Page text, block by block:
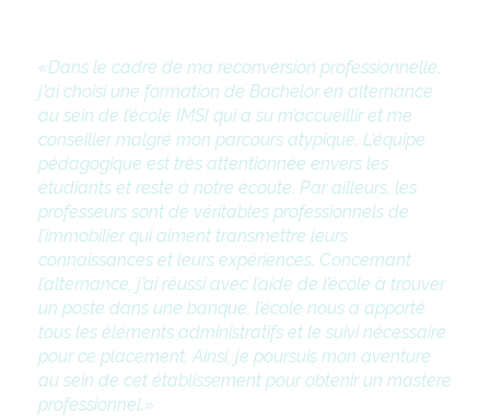
Dans le cadre de ma reconversion professionnelle,
j’ai choisi une formation de Bachelor en alternance
au sein de l’école IMSI qui a su m’accueillir et me
conseiller malgré mon parcours atypique. L’équipe
pédagogique est très attentionnée envers les
étudiants et reste à notre écoute. Par ailleurs, les
professeurs sont de véritables professionnels de
l’immobilier qui aiment transmettre leurs
connaissances et leurs expériences. Concernant
l’alternance, j’ai réussi avec l’aide de l’école à trouver
un poste dans une banque, l’école nous a apporté
tous les éléments administratifs et le suivi nécessaire
pour ce placement. Ainsi, je poursuis mon aventure
au sein de cet établissement pour obtenir un mastère
professionnel.